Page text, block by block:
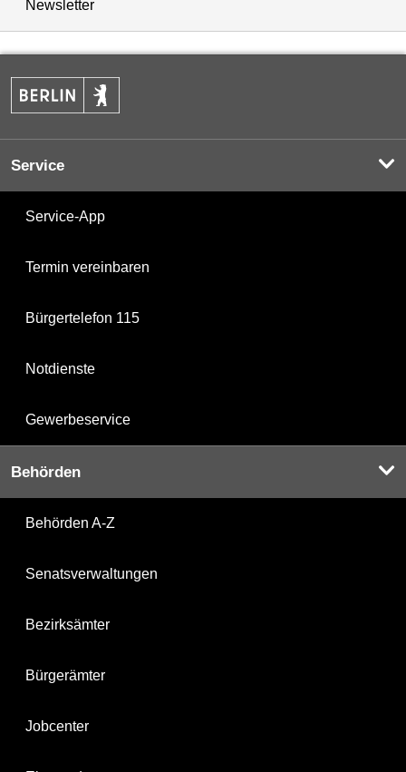
Newsletter
Service
Service-App
Termin vereinbaren
Bürgertelefon 115
Notdienste
Gewerbeservice
Behörden
Behörden A-Z
Senatsverwaltungen
Bezirksämter
Bürgerämter
Jobcenter